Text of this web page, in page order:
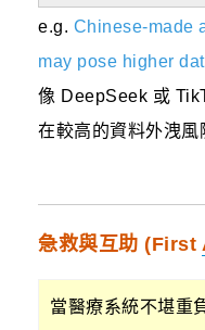
e.g. Chinese-made
may pose higher
像 DeepSeek 或
在較高的資料外洩風
急救與互助 (First
當醫療系統不堪重